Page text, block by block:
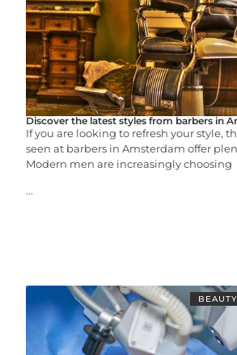
Discover the latest styles from barbers in
If you are looking to refresh your style,
seen at barbers in Amsterdam offer
Modern men are increasingly choosing
...